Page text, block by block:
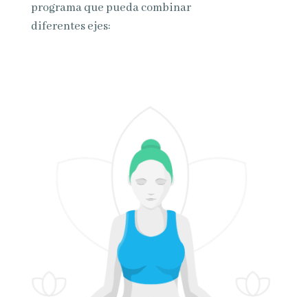
programa que pueda combinar
diferentes ejes: